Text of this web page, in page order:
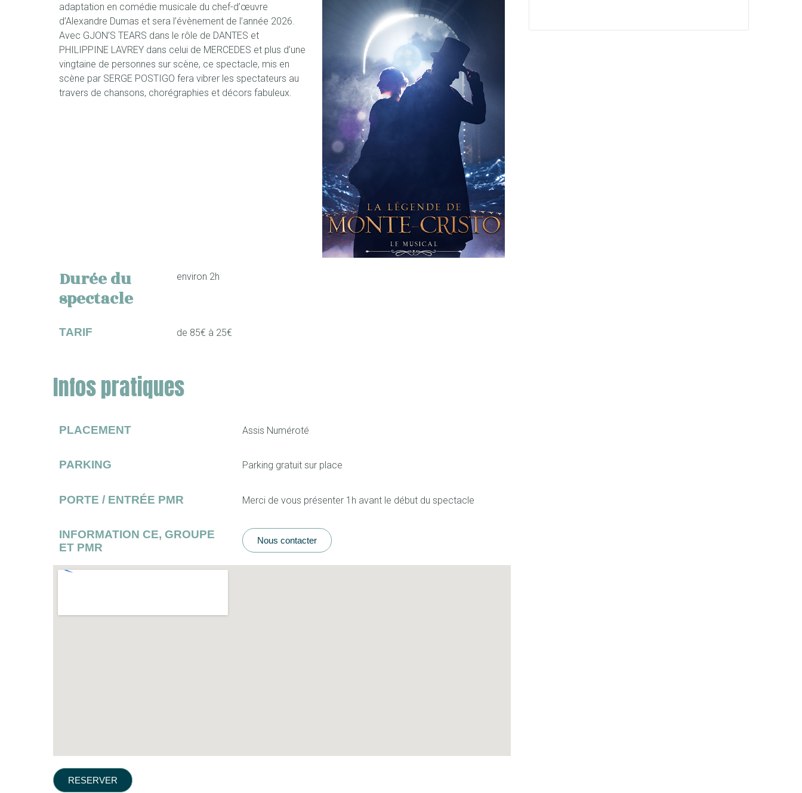
adaptation en comédie musicale du chef-d’œuvre
d’Alexandre Dumas et sera l’évènement de l’année 2026.
Avec GJON’S TEARS dans le rôle de DANTES et
PHILIPPINE LAVREY dans celui de MERCEDES et plus d’une
vingtaine de personnes sur scène, ce spectacle, mis en
scène par SERGE POSTIGO fera vibrer les spectateurs au
travers de chansons, chorégraphies et décors fabuleux.
Durée du
spectacle
environ 2h
TARIF de 85€ à 25€
Infos pratiques
PLACEMENT Assis Numéroté
PARKING Parking gratuit sur place
PORTE / ENTRÉE PMR Merci de vous présenter 1h avant le début du spectacle
INFORMATION CE, GROUPE
ET PMR
Nous contacter
RESERVER